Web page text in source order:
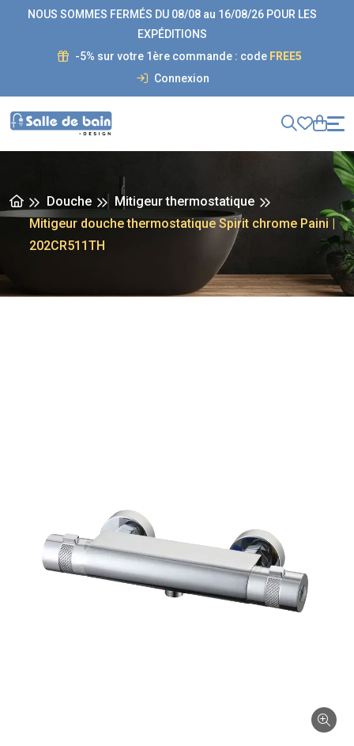
NOUS SOMMES FERMÉS DU 08/08 au 16/08/26 POUR LES
EXPÉDITIONS
-5% sur votre 1ère commande : code FREE5
Connexion
Douche
Mitigeur thermostatique
Mitigeur douche thermostatique Spirit chrome Paini |
202CR511TH